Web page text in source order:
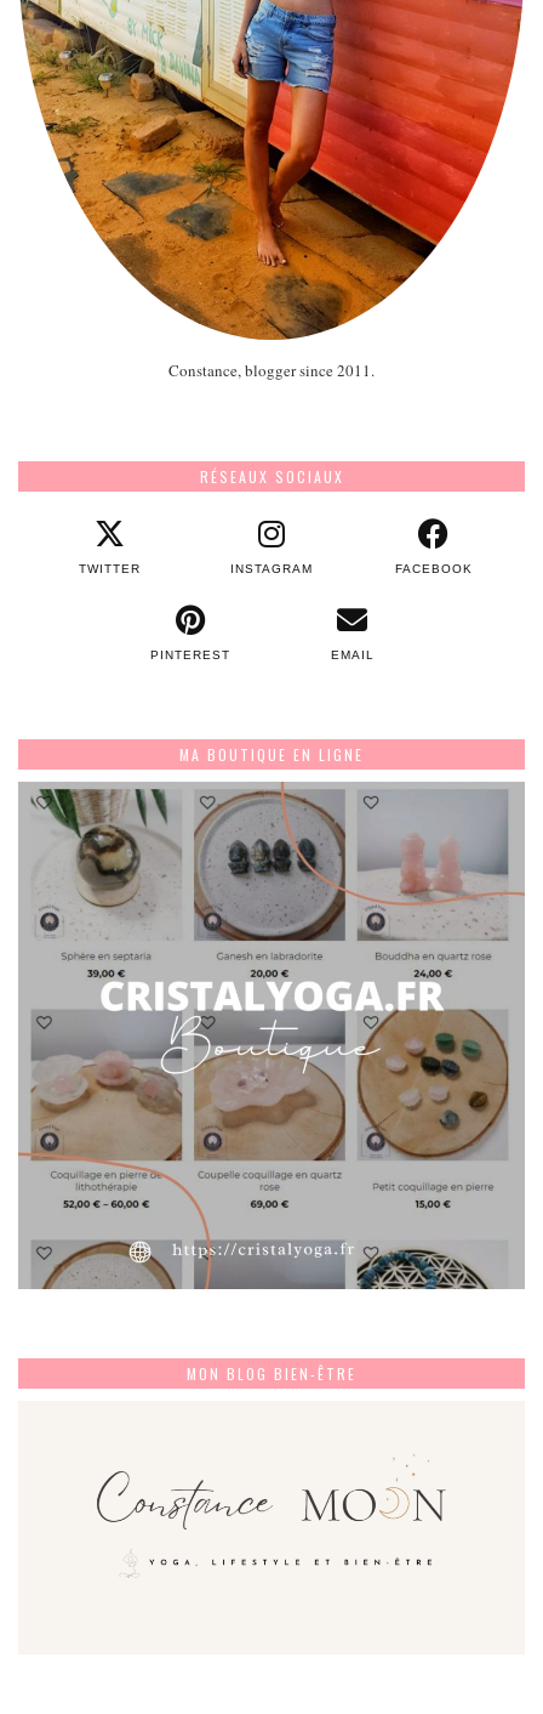
Constance, blogger since 2011.
RÉSEAUX SOCIAUX
TWITTER INSTAGRAM FACEBOOK
PINTEREST EMAIL
MA BOUTIQUE EN LIGNE
MON BLOG BIEN-ÊTRE